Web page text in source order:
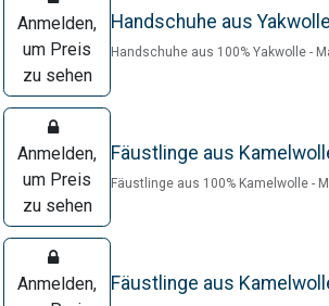
Anmelden,
um Preis
zu sehen
Handschuhe aus
Handschuhe aus 100% Yakwolle -
Anmelden,
um Preis
zu sehen
Fäustlinge aus
Fäustlinge aus 100% Kamelwolle -
Anmelden,
Fäustlinge aus